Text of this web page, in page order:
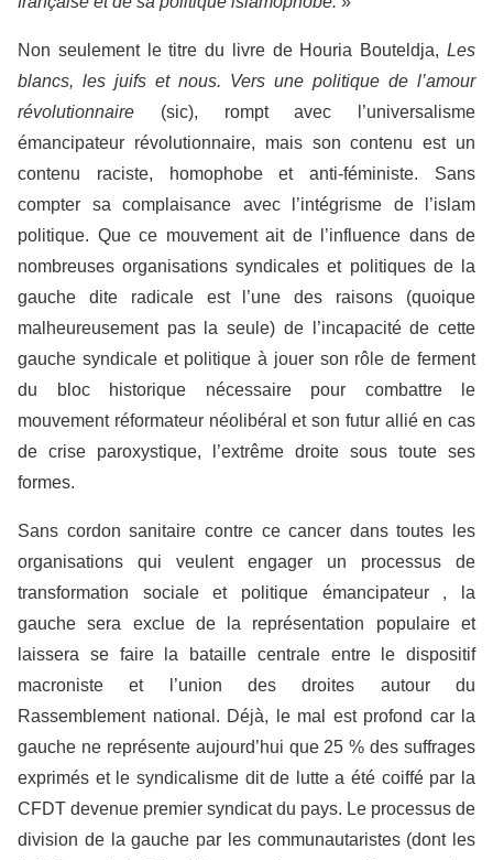
Non seulement le titre du livre de Houria Bouteldja, Les
blancs, les juifs et nous. Vers une politique de l’amour
révolutionnaire (sic), rompt avec l’universalisme
émancipateur révolutionnaire, mais son contenu est un
contenu raciste, homophobe et anti-féministe. Sans
compter sa complaisance avec l’intégrisme de l’islam
politique. Que ce mouvement ait de l’influence dans de
nombreuses organisations syndicales et politiques de la
gauche dite radicale est l’une des raisons (quoique
malheureusement pas la seule) de l’incapacité de cette
gauche syndicale et politique à jouer son rôle de ferment
du bloc historique nécessaire pour combattre le
mouvement réformateur néolibéral et son futur allié en cas
de crise paroxystique, l’extrême droite sous toute ses
formes.
Sans cordon sanitaire contre ce cancer dans toutes les
organisations qui veulent engager un processus de
transformation sociale et politique émancipateur , la
gauche sera exclue de la représentation populaire et
laissera se faire la bataille centrale entre le dispositif
macroniste et l’union des droites autour du
Rassemblement national. Déjà, le mal est profond car la
gauche ne représente aujourd’hui que 25 % des suffrages
exprimés et le syndicalisme dit de lutte a été coiffé par la
CFDT devenue premier syndicat du pays. Le processus de
division de la gauche par les communautaristes (dont les